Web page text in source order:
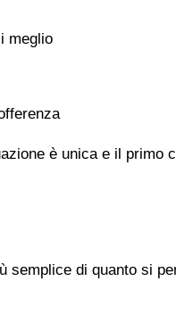
meglio
è unica e il primo
semplice di quanto si